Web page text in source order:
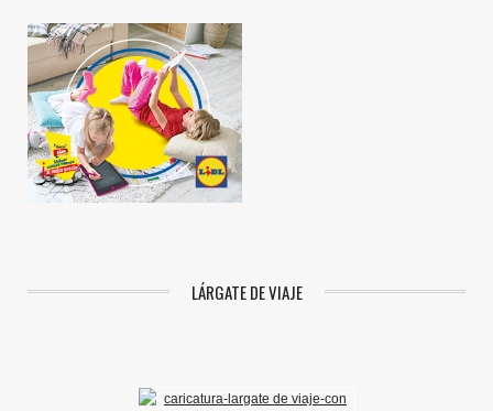
LÁRGATE DE VIAJE